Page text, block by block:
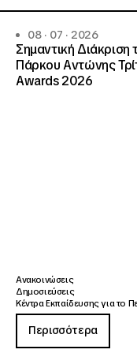
08 · 07 · 2026
Σημαντική
Πάρκου Αντώνης
Awards 2026
Ανακοινώσεις
Δημοσιεύσεις
Κέντρα Εκπαίδευσης για το
Περισσότερα